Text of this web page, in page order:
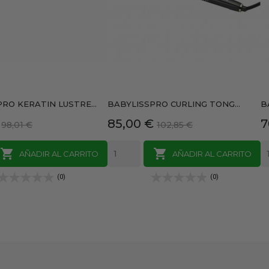
KERATIN LUSTRE...
Precio
base
98,01 €
 AÑADIR AL CARRITO
(0)
BABYLISSPRO CURLING TONG...
Precio
85,00 € Precio
base
102,85 €
 AÑADIR AL CARRITO
(0)